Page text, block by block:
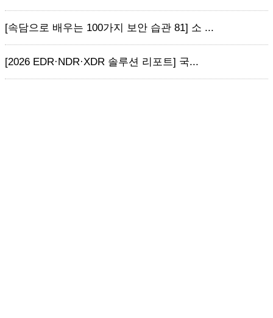
[속담으로 배우는 100가지 보안 습관 81] 소 ...
[2026 EDR·NDR·XDR 솔루션 리포트] 국...